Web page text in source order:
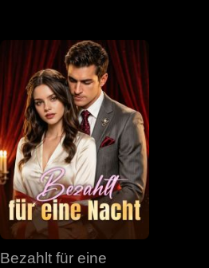
Bezahlt für eine